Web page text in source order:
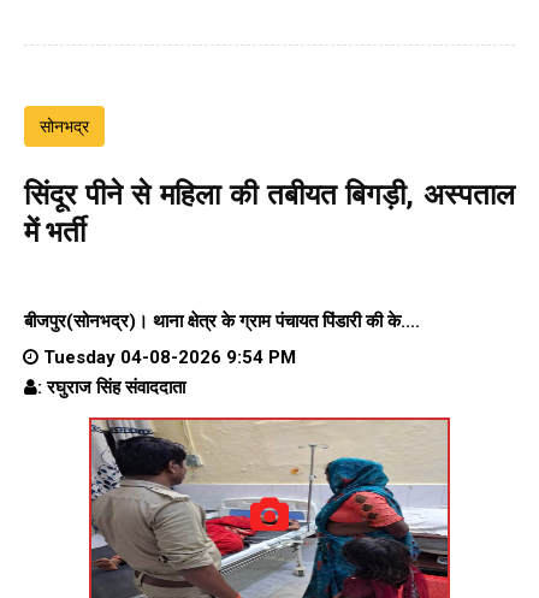
सोनभद्र
सिंदूर पीने से महिला की तबीयत बिगड़ी, अस्पताल
में भर्ती
बीजपुर(सोनभद्र)। थाना क्षेत्र केग्राम पंचायत पिंडारीकी के....
Tuesday 04-08-2026 9:54 PM
: रघुराज सिंह संवाददाता